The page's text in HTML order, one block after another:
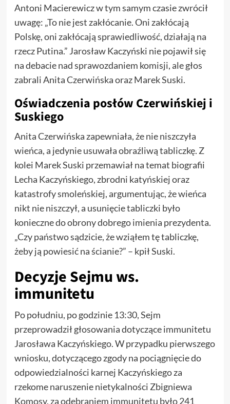
Antoni Macierewicz w tym samym czasie zwrócił
uwagę: „To nie jest zakłócanie. Oni zakłócają
Polskę, oni zakłócają sprawiedliwość, działają na
rzecz Putina.” Jarosław Kaczyński nie pojawił się
na debacie nad sprawozdaniem komisji, ale głos
zabrali Anita Czerwińska oraz Marek Suski.
Oświadczenia posłów Czerwińskiej i
Suskiego
Anita Czerwińska zapewniała, że nie niszczyła
wieńca, a jedynie usuwała obraźliwą tabliczkę. Z
kolei Marek Suski przemawiał na temat biografii
Lecha Kaczyńskiego, zbrodni katyńskiej oraz
katastrofy smoleńskiej, argumentując, że wieńca
nikt nie niszczył, a usunięcie tabliczki było
konieczne do obrony dobrego imienia prezydenta.
„Czy państwo sądzicie, że wziąłem tę tabliczkę,
żeby ją powiesić na ścianie?” – kpił Suski.
Decyzje Sejmu ws.
immunitetu
Po południu, po godzinie 13:30, Sejm
przeprowadził głosowania dotyczące immunitetu
Jarosława Kaczyńskiego. W przypadku pierwszego
wniosku, dotyczącego zgody na pociągnięcie do
odpowiedzialności karnej Kaczyńskiego za
rzekome naruszenie nietykalności Zbigniewa
Komosy, za odebraniem immunitetu było 241